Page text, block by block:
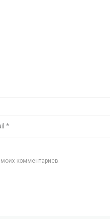
комментариев.